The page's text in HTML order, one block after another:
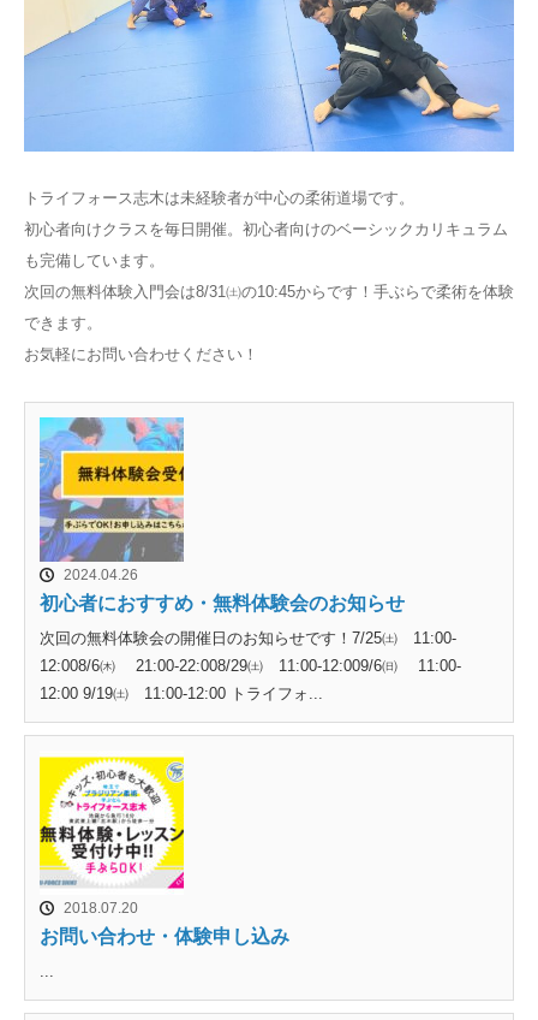
トライフォース志木は未経験者が中心の柔術道場です。
初心者向けクラスを毎日開催。初心者向けのベーシックカリキュラム
も完備しています。
次回の無料体験入門会は8/31㈯の10:45からです！手ぶらで柔術を体験
できます。
お気軽にお問い合わせください！
2024.04.26
初心者におすすめ・無料体験会のお知らせ
次回の無料体験会の開催日のお知らせです！7/25㈯ 11:00-
12:008/6㈭ 21:00-22:008/29㈯ 11:00-12:009/6㈰ 11:00-
12:00 9/19㈯ 11:00-12:00 トライフォ...
2018.07.20
お問い合わせ・体験申し込み